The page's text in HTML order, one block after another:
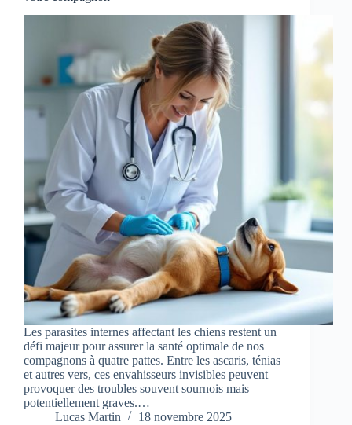
Les parasites internes affectant les chiens restent un
défi majeur pour assurer la santé optimale de nos
compagnons à quatre pattes. Entre les ascaris, ténias
et autres vers, ces envahisseurs invisibles peuvent
provoquer des troubles souvent sournois mais
potentiellement graves.…
Lucas Martin
18 novembre 2025